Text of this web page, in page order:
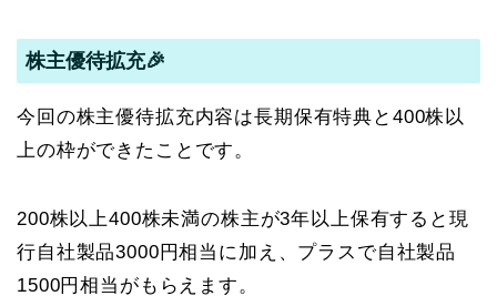
株主優待拡充🎉
今回の株主優待拡充内容は長期保有特典と400株以
上の枠ができたことです。
200株以上400株未満の株主が3年以上保有すると現
行自社製品3000円相当に加え、プラスで自社製品
1500円相当がもらえます。